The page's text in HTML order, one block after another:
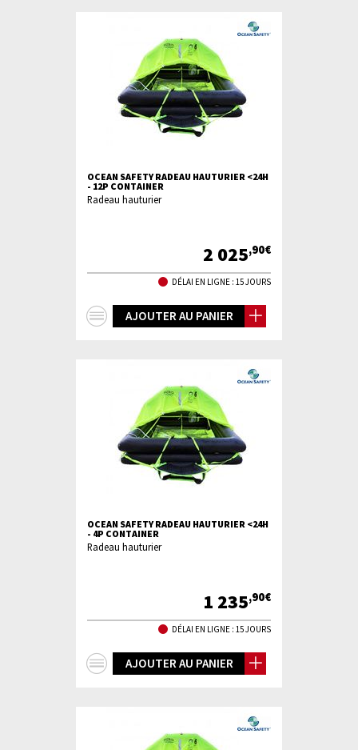
OCEAN SAFETY RADEAU HAUTURIER <24H
- 12P CONTAINER
Radeau hauturier
2 025,90€
DÉLAI EN LIGNE : 15 JOURS
AJOUTER AU PANIER
OCEAN SAFETY RADEAU HAUTURIER <24H
- 4P CONTAINER
Radeau hauturier
1 235,90€
DÉLAI EN LIGNE : 15 JOURS
AJOUTER AU PANIER